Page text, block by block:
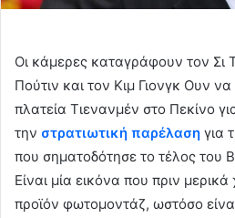
Οι κάμερες καταγράφουν τον Σι
Πούτιν και τον Κιμ Γιονγκ Ουν
πλατεία Τιενανμέν στο Πεκίνο
την στρατιωτική παρέλαση για
που σηματοδότησε το τέλος του
Είναι μία εικόνα που πριν
προϊόν φωτομοντάζ, ωστόσο